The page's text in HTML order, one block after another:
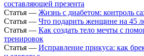
составляющей презента
Статья — Жизнь с диабетом: контроль
Статья — Что подарить женщине на 45
Статья — Как создать тело мечты с
тренировок
Статья — Исправление прикуса: как